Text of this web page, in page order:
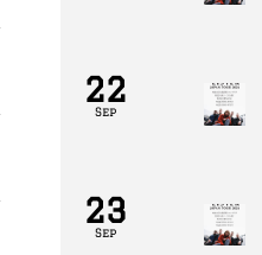
22
Sep
23
Sep